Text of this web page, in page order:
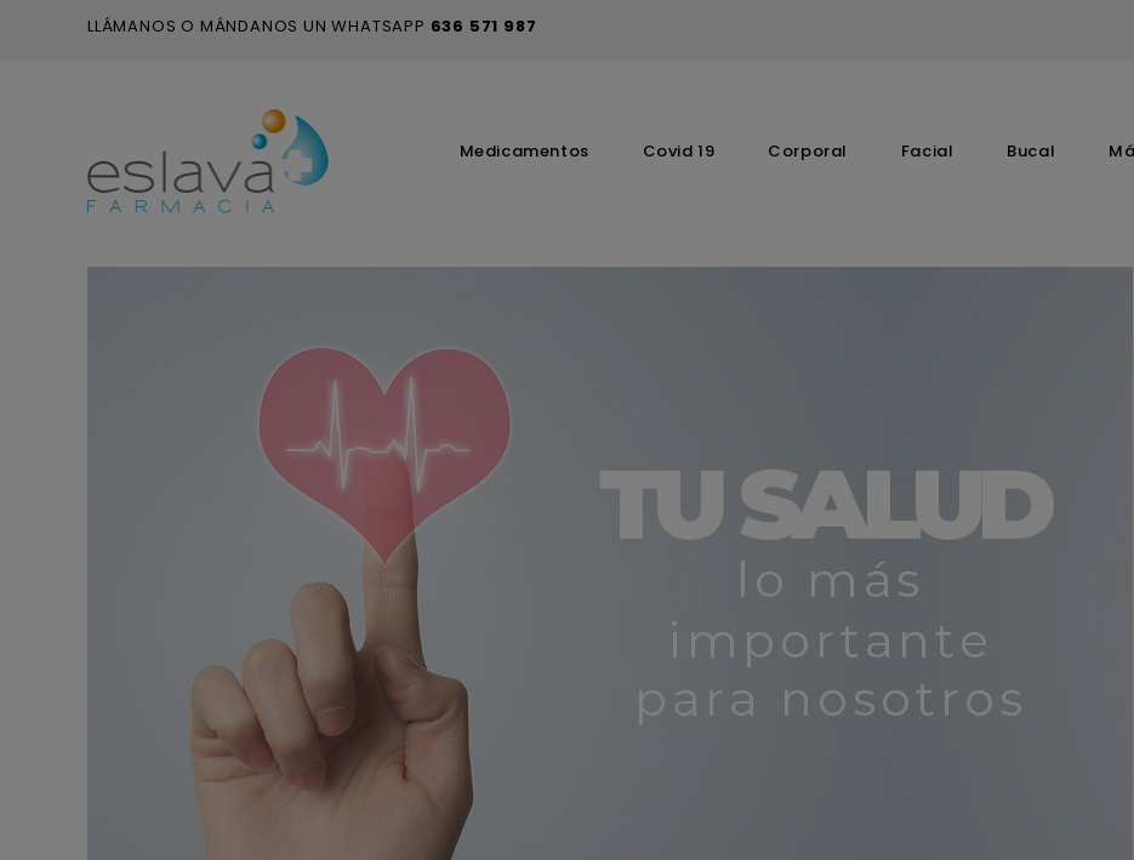
LLÁMANOS O MÁNDANOS UN WHATSAPP 636 571 987
Medicamentos Covid 19 Corporal Facial Bucal